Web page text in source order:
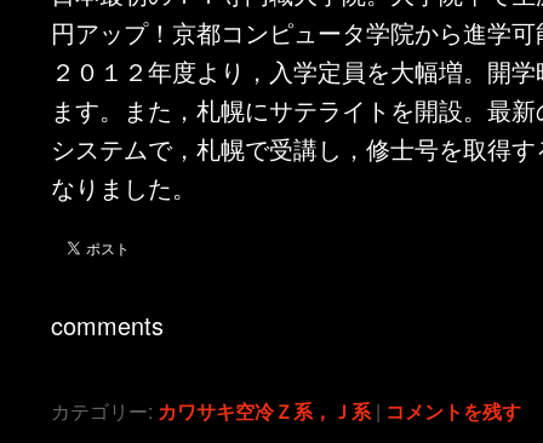
円アップ！京都コンピュータ学院から進学
２０１２年度より，入学定員を大幅増。開
ます。また，札幌にサテライトを開設。最
システムで，札幌で受講し，修士号を取得
なりました。
comments
カテゴリー: カワサキ空冷Ｚ系，Ｊ系 | コメントを残す